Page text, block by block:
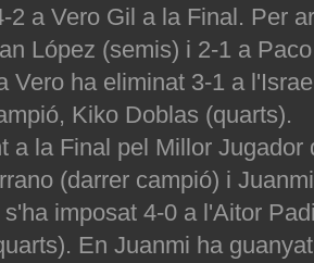
2 a Vero Gil a la Final. Per
López (semis) i 2-1 a
Vero ha eliminat 3-1 a
Kiko Doblas (quarts).
a la Final pel Millor
(darrer campió) i
s'ha imposat 4-0 a l'Aitor
En Juanmi ha